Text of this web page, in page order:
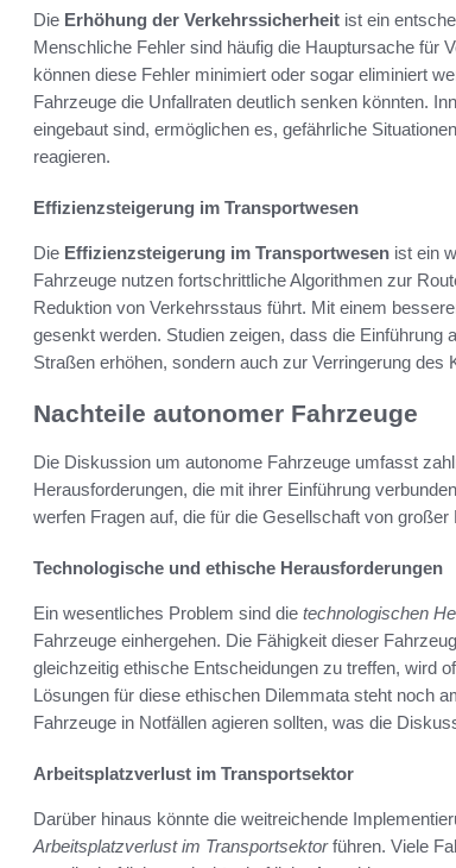
Die Erhöhung der Verkehrssicherheit ist ein
Menschliche Fehler sind häufig die Hauptursache für
können diese Fehler minimiert oder sogar eliminiert
Fahrzeuge die Unfallraten deutlich senken könnten.
eingebaut sind, ermöglichen es, gefährliche
reagieren.
Effizienzsteigerung im Transportwesen
Die Effizienzsteigerung im Transportwesen ist ein
Fahrzeuge nutzen fortschrittliche Algorithmen zur
Reduktion von Verkehrsstaus führt. Mit einem
gesenkt werden. Studien zeigen, dass die
Straßen erhöhen, sondern auch zur Verringerung des
Nachteile autonomer Fahrzeuge
Die Diskussion um autonome Fahrzeuge umfasst
Herausforderungen, die mit ihrer Einführung
werfen Fragen auf, die für die Gesellschaft von großer
Technologische und ethische Herausforderungen
Ein wesentliches Problem sind die technologischen
Fahrzeuge einhergehen. Die Fähigkeit dieser
gleichzeitig ethische Entscheidungen zu treffen, wird
Lösungen für diese ethischen Dilemmata steht noch
Fahrzeuge in Notfällen agieren sollten, was die
Arbeitsplatzverlust im Transportsektor
Darüber hinaus könnte die weitreichende
Arbeitsplatzverlust im Transportsektorführen. Viele